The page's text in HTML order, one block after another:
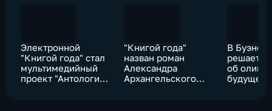
Электронной
"Книгой года" стал
мультимедийный
проект "Антология
"Книгой года"
назван роман
Александра
Архангельского
В
об
будущем